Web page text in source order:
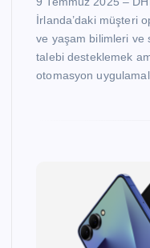
İrlanda’daki müşteri
ve yaşam bilimleri ve
talebi desteklemek
otomasyon